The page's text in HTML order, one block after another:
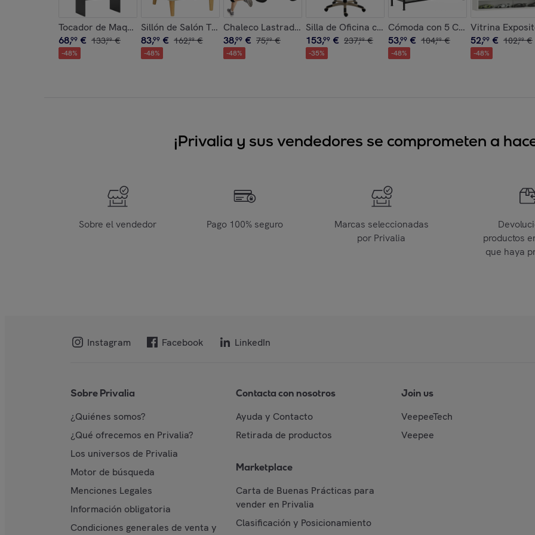
Tocador de Maquillaje con Espejo, Tocador con 2 Cajones, 3 Compartimentos Abiertos, Mesa de Maquillaje
68,99 € 133,99 €
-48%
Sillón de Salón Tapizado en Terciopelo Butaca para Dormitorio con Reposabrazos y
83,99 € 162,99 €
-48%
Chaleco Lastrado 5kg, Chaleco Peso Entrenamiento Transpirable, con
38,99 € 75,99 €
-48%
Silla de Oficina con Masaje Vibratorio de 4 Puntos
153,99 € 237,99 €
-35%
Cómoda con 5 Cajones de Tela,
53,99 € 104,99 €
-48%
Vitrina
52,99 € 102,99 €
-48%
¡Privalia y sus vendedores se comprometen a
Sobre el vendedor Pago 100% seguro
Marcas seleccionadas
por Privalia
productos
que haya
Instagram Facebook LinkedIn
Sobre Privalia
¿Quiénes somos?
¿Qué ofrecemos en Privalia?
Los universos de Privalia
Motor de búsqueda
Menciones Legales
Información obligatoria
Condiciones generales de venta y
Contacta con nosotros
Ayuda y Contacto
Retirada de productos
Marketplace
Carta de Buenas Prácticas para
vender en Privalia
Clasificación y Posicionamiento
Join us
VeepeeTech
Veepee